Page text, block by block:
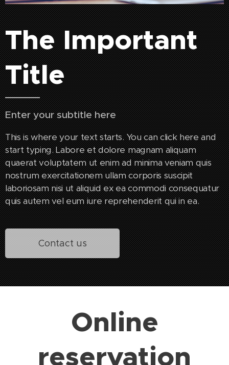
The Important
Title
Enter your subtitle here
This is where your text starts. You can click here and
start typing. Labore et dolore magnam aliquam
quaerat voluptatem ut enim ad minima veniam quis
nostrum exercitationem ullam corporis suscipit
laboriosam nisi ut aliquid ex ea commodi consequatur
quis autem vel eum iure reprehenderit qui in ea.
Contact us
Online
reservation